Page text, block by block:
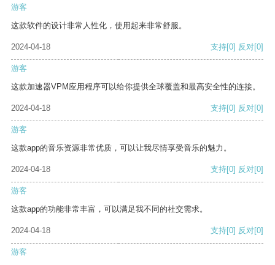
游客
这款软件的设计非常人性化，使用起来非常舒服。
2024-04-18 支持[0] 反对[0]
游客
这款加速器VPM应用程序可以给你提供全球覆盖和最高安全性的连接。
2024-04-18 支持[0] 反对[0]
游客
这款app的音乐资源非常优质，可以让我尽情享受音乐的魅力。
2024-04-18 支持[0] 反对[0]
游客
这款app的功能非常丰富，可以满足我不同的社交需求。
2024-04-18 支持[0] 反对[0]
游客